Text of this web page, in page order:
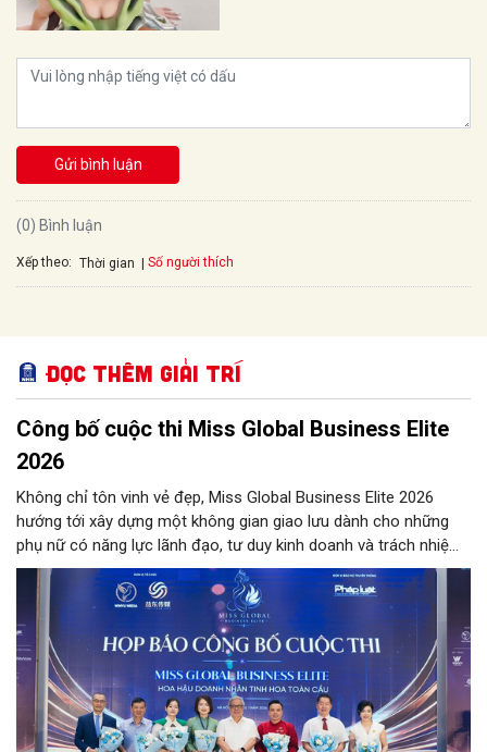
Gửi bình luận
(0) Bình luận
Xếp theo: Thời gian Số người thích
Đọc thêm Giải trí
Công bố cuộc thi Miss Global Business Elite
2026
Không chỉ tôn vinh vẻ đẹp, Miss Global Business Elite 2026
hướng tới xây dựng một không gian giao lưu dành cho những
phụ nữ có năng lực lãnh đạo, tư duy kinh doanh và trách nhiệm
với cộng đồng. Cuộc thi dự kiến quy tụ nữ doanh nhân đến từ
nhiều quốc gia, kết hợp các hoạt động văn hóa, nghệ thuật và
xúc tiến thương mại quốc tế.